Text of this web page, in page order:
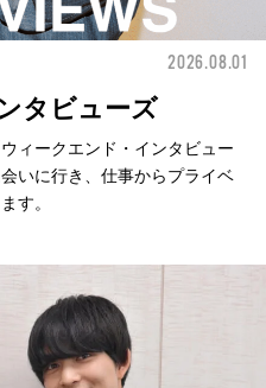
2026.08.01
タビューズ
ィークエンド・インタビュー
いに行き、仕事からプライベ
す。